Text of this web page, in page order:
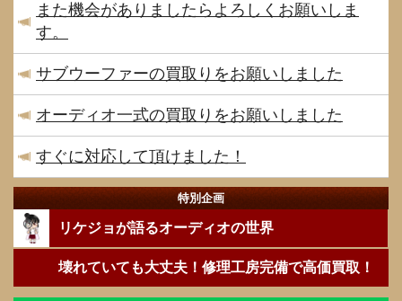
また機会がありましたらよろしくお願いしま
す。
サブウーファーの買取りをお願いしました
オーディオ一式の買取りをお願いしました
すぐに対応して頂けました！
特別企画
リケジョが語るオーディオの世界
壊れていても大丈夫！修理工房完備で高価買取！